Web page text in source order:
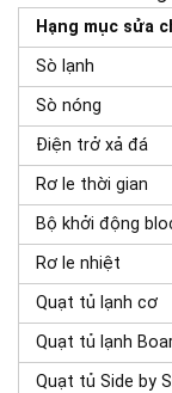
Hạng mục sửa
Sò lạnh
Sò nóng
Điện trở xả đá
Rơ le thời gian
Bộ khởi động
Rơ le nhiệt
Quạt tủ lạnh cơ
Quạt tủ lạnh
Quạt tủ Side by